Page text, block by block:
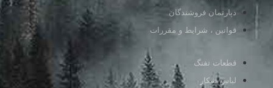
دپارتمان فروشندگان
قوانین ، شرایط و مقررات
قطعات تفنگ
لباس شکار